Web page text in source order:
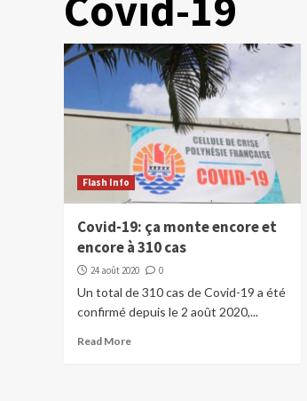
Flash Info
Covid-19: ça monte encore et
encore à 310 cas
24 août 2020 0
Un total de 310 cas de Covid-19 a été
confirmé depuis le 2 août 2020,...
Read More